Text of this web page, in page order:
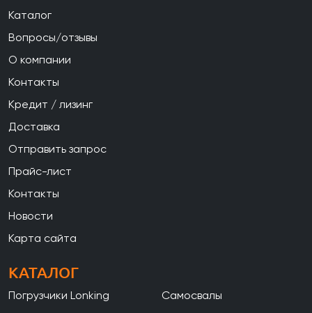
Каталог
Вопросы/отзывы
О компании
Контакты
Кредит / лизинг
Доставка
Отправить запрос
Прайс-лист
Контакты
Новости
Карта сайта
КАТАЛОГ
Погрузчики Lonking
Самосвалы